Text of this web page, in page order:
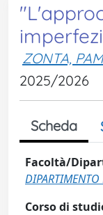
ZONTA,
2025/2026
Scheda
Facoltà/
DIPARTIMENTO
Corso di